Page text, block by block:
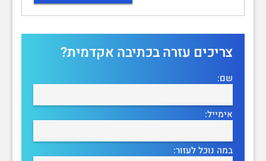
צריכים עזרה בכתיבה אקדמית?
שם:
אימייל:
במה נוכל לעזור: